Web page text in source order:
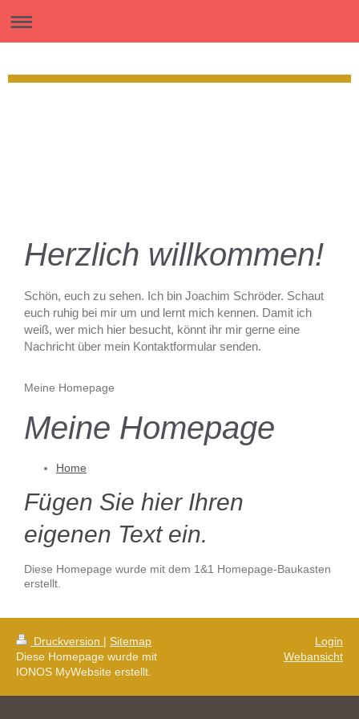
Herzlich willkommen!
Schön, euch zu sehen. Ich bin Joachim Schröder. Schaut
euch ruhig bei mir um und lernt mich kennen. Damit ich
weiß, wer mich hier besucht, könnt ihr mir gerne eine
Nachricht über mein Kontaktformular senden.
Meine Homepage
Meine Homepage
Home
Fügen Sie hier Ihren
eigenen Text ein.
Diese Homepage wurde mit dem 1&1 Homepage-Baukasten
erstellt.
Druckversion | Sitemap
Diese Homepage wurde mit
IONOS MyWebsite erstellt.
Login
Webansicht